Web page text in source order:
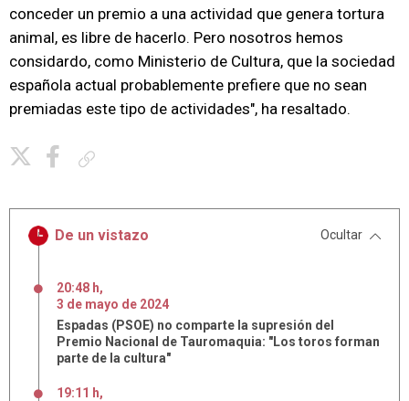
conceder un premio a una actividad que genera tortura
animal, es libre de hacerlo. Pero nosotros hemos
considardo, como Ministerio de Cultura, que la sociedad
española actual probablemente prefiere que no sean
premiadas este tipo de actividades", ha resaltado.
De un vistazo Ocultar
20:48 h,
3 de mayo de 2024
Espadas (PSOE) no comparte la supresión del
Premio Nacional de Tauromaquia: "Los toros forman
parte de la cultura"
19:11 h,